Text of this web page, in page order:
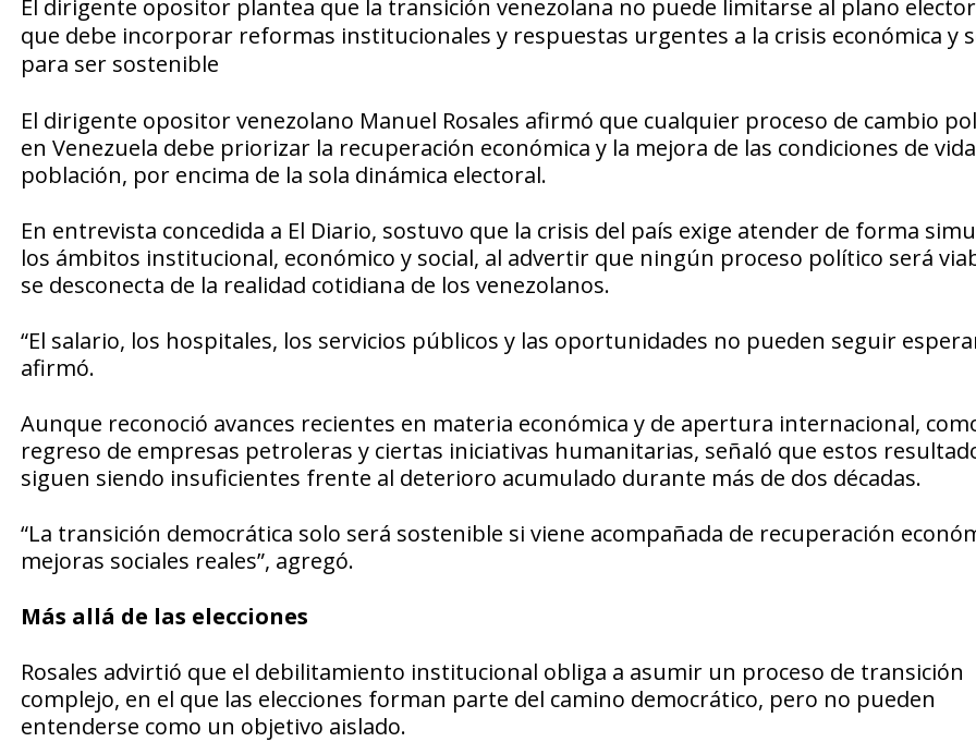
El dirigente opositor plantea que la transición venezolana no puede limitarse al plano
que debe incorporar reformas institucionales y respuestas urgentes a la crisis económica y
para ser sostenible
El dirigente opositor venezolano Manuel Rosales afirmó que cualquier proceso de cambio
en Venezuela debe priorizar la recuperación económica y la mejora de las condiciones de
población, por encima de la sola dinámica electoral.
En entrevista concedida a El Diario, sostuvo que la crisis del país exige atender de forma
los ámbitos institucional, económico y social, al advertir que ningún proceso político será
se desconecta de la realidad cotidiana de los venezolanos.
“El salario, los hospitales, los servicios públicos y las oportunidades no pueden seguir
afirmó.
Aunque reconoció avances recientes en materia económica y de apertura internacional,
regreso de empresas petroleras y ciertas iniciativas humanitarias, señaló que estos
siguen siendo insuficientes frente al deterioro acumulado durante más de dos décadas.
“La transición democrática solo será sostenible si viene acompañada de recuperación
mejoras sociales reales”, agregó.
Más allá de las elecciones
Rosales advirtió que el debilitamiento institucional obliga a asumir un proceso de transición
complejo, en el que las elecciones forman parte del camino democrático, pero no pueden
entenderse como un objetivo aislado.